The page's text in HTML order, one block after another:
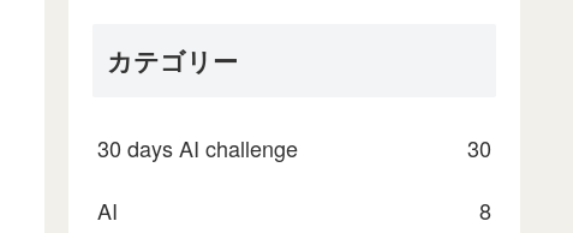
カテゴリー
30 days AI challenge
30
AI
8